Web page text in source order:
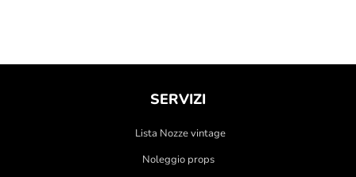
SERVIZI
Lista Nozze vintage
Noleggio props